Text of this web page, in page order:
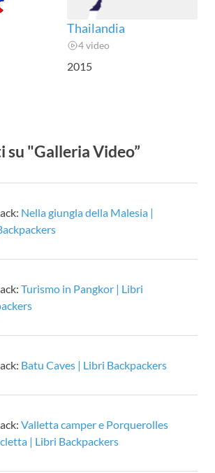
Thailandia
4 video
2015
su "Galleria Video”
Nella giungla della Malesia |
Turismo in Pangkor | Libri
Batu Caves | Libri Backpackers
Valletta camper e Porquerolles
| Libri Backpackers